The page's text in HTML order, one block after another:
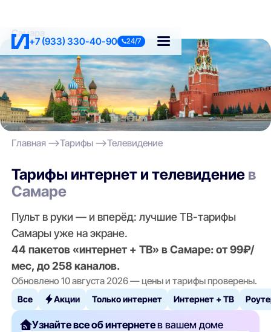
+7 (933) 330-40-90 24/7
Самара
Главная Тарифы Телевидение
Тарифы интернет и телевидение в
Самаре
Пульт в руки — и вперёд: лучшие ТВ-тарифы
Самары уже на экране.
44 пакетов «интернет + ТВ» в Самаре: от 99₽/
мес, до 258 каналов.
Обновлено 10 августа 2026 — цены и тарифы проверены.
Все Акции Только интернет Интернет + ТВ
Узнайте все об интернетев вашем доме